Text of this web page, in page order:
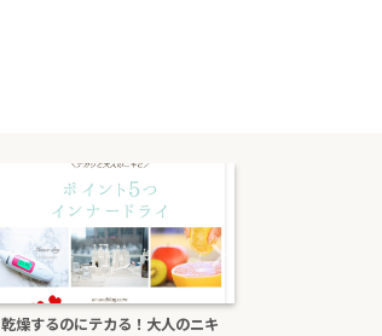
乾燥するのにテカる！大人のニキ